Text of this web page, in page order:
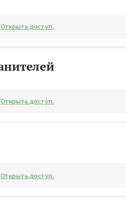
Открыть доступ.
Открыть доступ.
Открыть доступ.